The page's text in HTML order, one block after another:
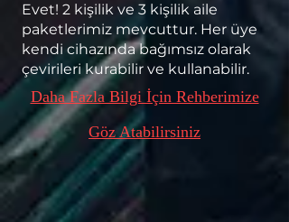
Evet! 2 kişilik ve 3 kişilik aile
paketlerimiz mevcuttur. Her üye
kendi cihazında bağımsız olarak
çevirileri kurabilir ve kullanabilir.
Daha Fazla Bilgi İçin Rehberimize
Göz Atabilirsiniz